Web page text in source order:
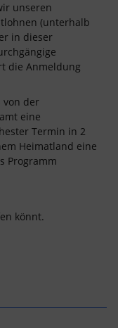
unseren
(unterhalb
in dieser
die Anmeldung
von der
eine
Termin in 2
Heimatland eine
Programm
könnt.